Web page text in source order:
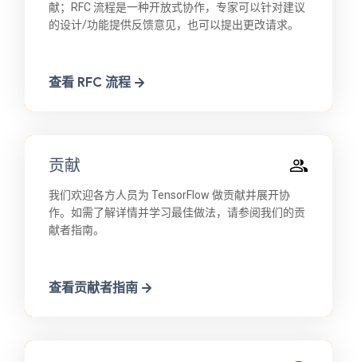
献；RFC 流程是一种开放式协作，专家可以针对建议
的设计/功能提供反馈意见，也可以提出更改请求。
查看 RFC 流程
贡献
我们欢迎各方人员为 TensorFlow 做贡献并展开协
作。如需了解详情并学习最佳做法，请参阅我们的贡
献者指南。
查看贡献者指南